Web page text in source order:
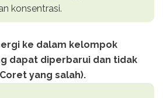
konsentrasi.
ke dalam kelompok
dapat diperbarui dan tidak
yang salah).